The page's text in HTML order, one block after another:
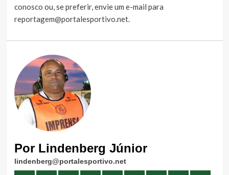
conosco ou, se preferir, envie um e-mail para
reportagem@portalesportivo.net.
Por Lindenberg Júnior
lindenberg@portalesportivo.net